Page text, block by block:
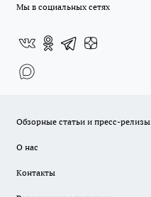
Мы в социальных сетях
Обзорные статьи и пресс-релизы
О нас
Контакты